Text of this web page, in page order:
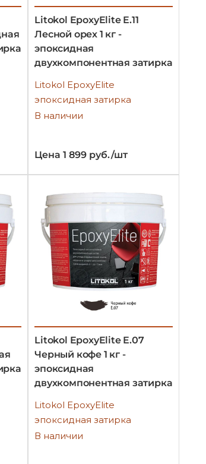
Litokol EpoxyElite E.11
Лесной орех 1 кг -
эпоксидная
двухкомпонентная затирка
Litokol EpoxyElite
эпоксидная затирка
В наличии
Цена 1 899 руб./шт
Litokol EpoxyElite E.07
Черный кофе 1 кг -
эпоксидная
двухкомпонентная затирка
Litokol EpoxyElite
эпоксидная затирка
В наличии